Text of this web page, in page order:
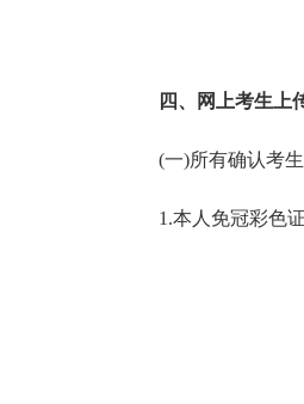
四、网上考生上
(一)所有确认考
1.本人免冠彩色